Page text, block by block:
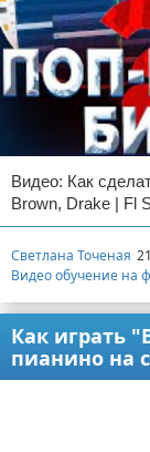
Видео: Как
Brown, Drake | Fl
Светлана Точеная
Видео обучение на
Как играть
пианино на